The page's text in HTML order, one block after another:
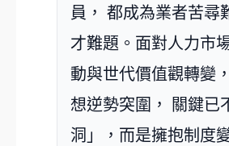
員， 都成為業者苦尋
才難題。面對人力市
動與世代價值觀轉變
想逆勢突圍， 關鍵已
洞」，而是擁抱制度